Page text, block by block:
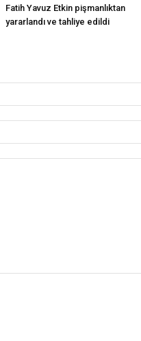
Fatih Yavuz Etkin pişmanlıktan
yararlandı ve tahliye edildi